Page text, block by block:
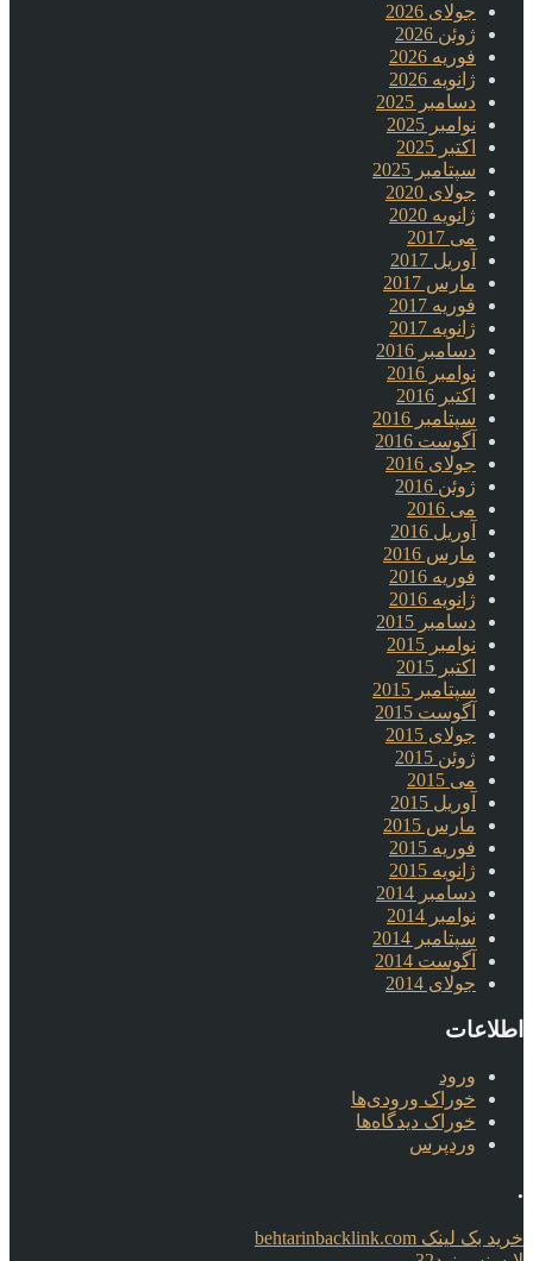
جولای 2026
ژوئن 2026
فوریه 2026
ژانویه 2026
دسامبر 2025
نوامبر 2025
اکتبر 2025
سپتامبر 2025
جولای 2020
ژانویه 2020
می 2017
آوریل 2017
مارس 2017
فوریه 2017
ژانویه 2017
دسامبر 2016
نوامبر 2016
اکتبر 2016
سپتامبر 2016
آگوست 2016
جولای 2016
ژوئن 2016
می 2016
آوریل 2016
مارس 2016
فوریه 2016
ژانویه 2016
دسامبر 2015
نوامبر 2015
اکتبر 2015
سپتامبر 2015
آگوست 2015
جولای 2015
ژوئن 2015
می 2015
آوریل 2015
مارس 2015
فوریه 2015
ژانویه 2015
دسامبر 2014
نوامبر 2014
سپتامبر 2014
آگوست 2014
جولای 2014
اطلاعات
ورود
خوراک ورودی‌ها
خوراک دیدگاه‌ها
وردپرس
.
خرید بک لینک behtarinbacklink.com